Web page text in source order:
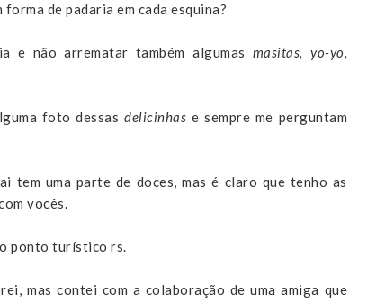
forma de padaria em cada esquina?
e não arrematar também algumas masitas, yo-yo,
foto dessasdelicinhas e sempre me perguntam
tem uma parte de doces, mas é claro que tenho as
vocês.
ponto turístico rs.
mas contei com a colaboração de uma amiga que